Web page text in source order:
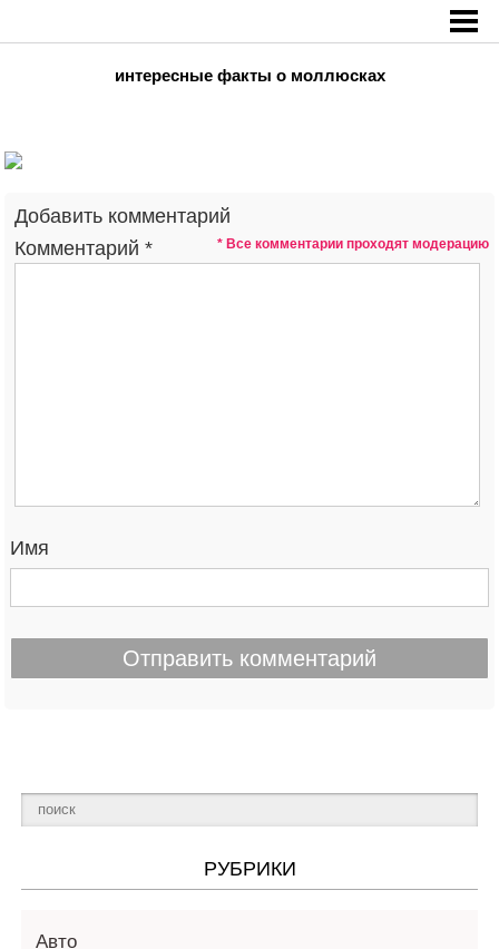
интересные факты о моллюсках
Добавить комментарий
* Все комментарии проходят модерацию
Комментарий*
Имя
РУБРИКИ
Авто